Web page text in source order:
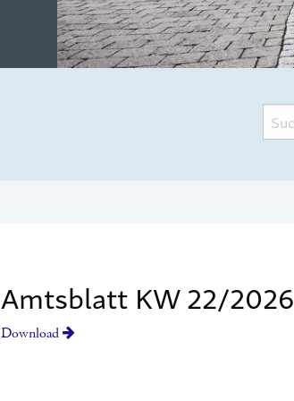
Amtsblatt KW 22/2026
Download